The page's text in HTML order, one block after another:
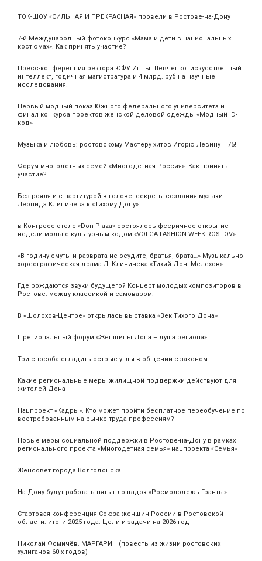
ТОК-ШОУ «СИЛЬНАЯ И ПРЕКРАСНАЯ» провели в Ростове-на-Дону
7-й Международный фотоконкурс «Мама и дети в национальных
костюмах». Как принять участие?
Пресс-конференция ректора ЮФУ Инны Шевченко: искусственный
интеллект, годичная магистратура и 4 млрд. руб на научные
исследования!
Первый модный показ Южного федерального университета и
финал конкурса проектов женской деловой одежды «Модный ID-
код»
Музыка и любовь: ростовскому Мастеру хитов Игорю Левину ‒ 75!
Форум многодетных семей «Многодетная Россия». Как принять
участие?
Без рояля и с партитурой в голове: секреты создания музыки
Леонида Клиничева к «Тихому Дону»
в Конгресс-отеле «Don Plaza» состоялось фееричное открытие
недели моды с культурным кодом «VOLGA FASHION WEEK ROSTOV»
«В годину смуты и разврата не осудите, братья, брата…» Музыкально-
хореографическая драма Л. Клиничева «Тихий Дон. Мелехов»
Где рождаются звуки будущего? Концерт молодых композиторов в
Ростове: между классикой и самоваром.
В «Шолохов-Центре» открылась выставка «Век Тихого Дона»
II региональный форум «Женщины Дона – душа региона»
Три способа сгладить острые углы в общении с законом
Какие региональные меры жилищной поддержки действуют для
жителей Дона
Нацпроект «Кадры». Кто может пройти бесплатное переобучение по
востребованным на рынке труда профессиям?
Новые меры социальной поддержки в Ростове-на-Дону в рамках
регионального проекта «Многодетная семья» нацпроекта «Семья»
Женсовет города Волгодонска
На Дону будут работать пять площадок «Росмолодежь.Гранты»
Стартовая конференция Союза женщин России в Ростовской
области: итоги 2025 года. Цели и задачи на 2026 год
Николай Фомичёв. МАРГАРИН (повесть из жизни ростовских
хулиганов 60-х годов)